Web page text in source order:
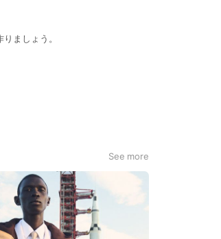
ましょう。
See more